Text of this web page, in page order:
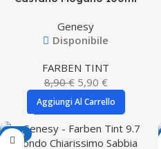
Genesy
Disponibile
FARBEN TINT
8,90€ 5,90 €
Aggiungi Al Carrello
-34%